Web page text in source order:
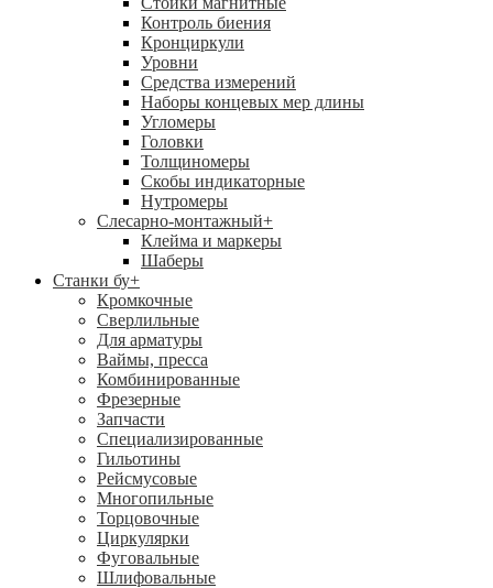
Контроль биения
Кронциркули
Уровни
Средства измерений
Наборы концевых мер длины
Угломеры
Головки
Толщиномеры
Скобы индикаторные
Нутромеры
Слесарно-монтажный+
Клейма и маркеры
Шаберы
Станки бу+
Кромкочные
Сверлильные
Для арматуры
Ваймы, пресса
Комбинированные
Фрезерные
Запчасти
Специализированные
Гильотины
Рейсмусовые
Многопильные
Торцовочные
Циркулярки
Фуговальные
Шлифовальные